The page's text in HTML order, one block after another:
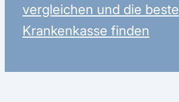
vergleichen und die beste
Krankenkasse finden